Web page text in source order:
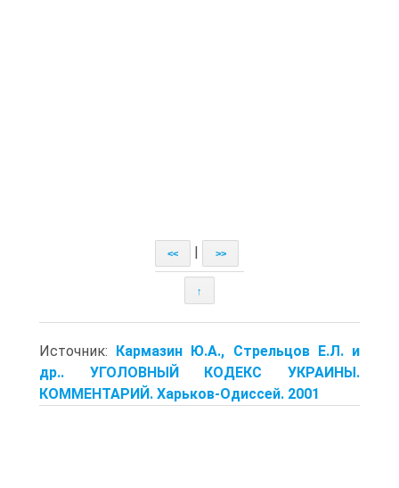
<< >>
↑
Источник: Кармазин Ю.А., Стрельцов Е.Л. и
др.. УГОЛОВНЫЙ КОДЕКС УКРАИНЫ.
КОММЕНТАРИЙ. Харьков-Одиссей. 2001